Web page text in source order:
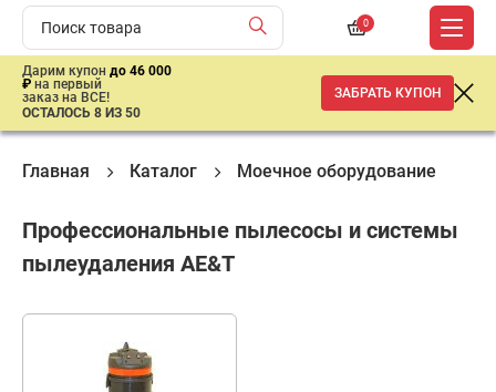
0
Дарим купон до 46 000
₽ на первый
заказ на ВСЕ!
ОСТАЛОСЬ 8 ИЗ 50
ЗАБРАТЬ КУПОН
Главная Каталог Моечное оборудование
Профессиональные пылесосы и системы
пылеудаления AE&T